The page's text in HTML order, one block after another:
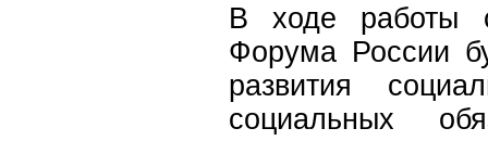
В ходе работы
Форума России
развития
социальных